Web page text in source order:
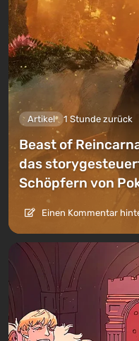
Artikel 1 Stunde zurück
Beast of
das
Schöpfern von
Einen Kommentar